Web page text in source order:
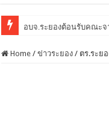
อบจ.ระยองต้อนรับคณะจ
Home / ข่าวระยอง / ตร.ระย